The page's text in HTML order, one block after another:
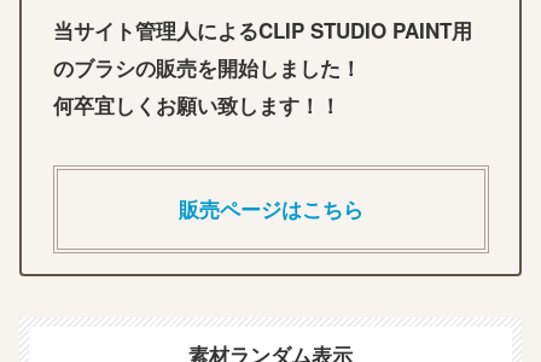
当サイト管理人によるCLIP STUDIO PAINT用
のブラシの販売を開始しました！
何卒宜しくお願い致します！！
販売ページはこちら
素材ランダム表示